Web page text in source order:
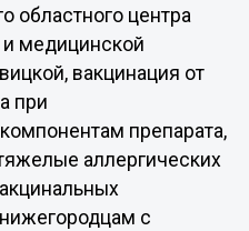
областного центра
медицинской
вакцинация от
при
препарата,
аллергических
с